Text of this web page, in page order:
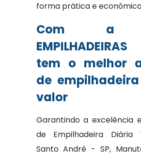
forma prática e
Com a
tem o melhor
de
valor
Garantindo a excelência
de Empilhadeira Diária
Santo André - SP,